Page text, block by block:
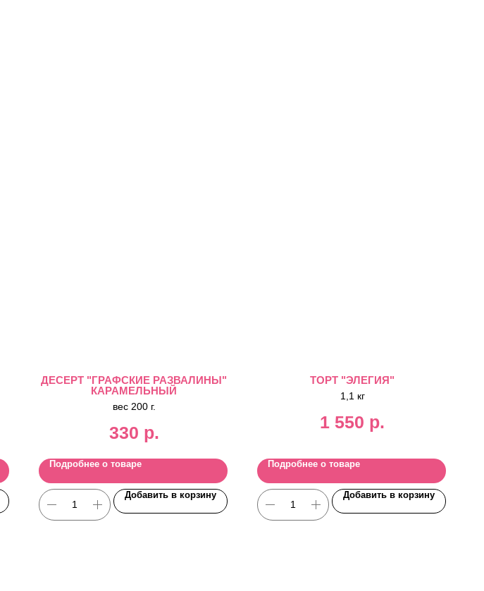
ДЕСЕРТ "ГРАФСКИЕ РАЗВАЛИНЫ"
КАРАМЕЛЬНЫЙ
вес 200 г.
330 р.
Подробнее о товаре
Добавить в корзину
ТОРТ "ЭЛЕГИЯ"
1,1 кг
1 550 р.
Подробнее о товаре
Добавить в корзину